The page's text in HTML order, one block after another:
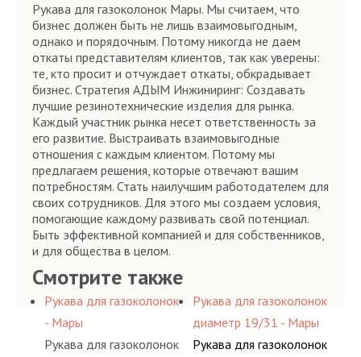
Рукава для газоколонок Мары. Мы считаем, что
бизнес должен быть не лишь взаимовыгодным,
однако и порядочным. Потому никогда не даем
откаты представителям клиентов, так как уверены:
те, кто просит и отчуждает откаты, обкрадывает
бизнес. Стратегия АДЫМ Инжиниринг: Создавать
лучшие резинотехнические изделия для рынка.
Каждый участник рынка несет ответственность за
его развитие. Выстраивать взаимовыгодные
отношения с каждым клиентом. Потому мы
предлагаем решения, которые отвечают вашим
потребностям. Стать наилучшим работодателем для
своих сотрудников. Для этого мы создаем условия,
помогающие каждому развивать свой потенциал.
Быть эффективной компанией и для собственников,
и для общества в целом.
Смотрите также
Рукава для газоколонок
- Мары
Рукава для газоколонок
Рукава для газоколонок
диаметр 19/31 - Мары
Рукава для газоколонок